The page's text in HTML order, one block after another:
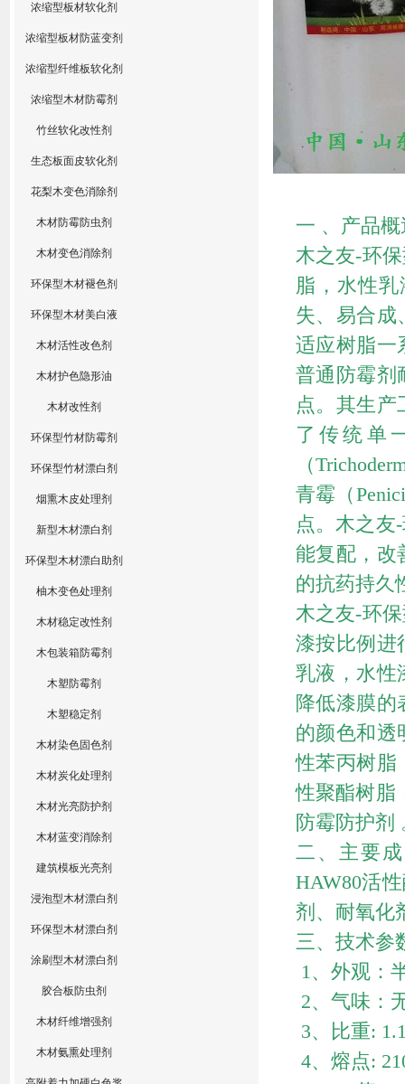
浓缩型板材软化剂
浓缩型板材防蓝变剂
浓缩型纤维板软化剂
浓缩型木材防霉剂
竹丝软化改性剂
生态板面皮软化剂
花梨木变色消除剂
木材防霉防虫剂
木材变色消除剂
环保型木材褪色剂
环保型木材美白液
木材活性改色剂
木材护色隐形油
木材改性剂
环保型竹材防霉剂
环保型竹材漂白剂
烟熏木皮处理剂
新型木材漂白剂
环保型木材漂白助剂
柚木变色处理剂
木材稳定改性剂
木包装箱防霉剂
木塑防霉剂
木塑稳定剂
木材染色固色剂
木材炭化处理剂
木材光亮防护剂
木材蓝变消除剂
建筑模板光亮剂
浸泡型木材漂白剂
环保型木材漂白剂
涂刷型木材漂白剂
胶合板防虫剂
木材纤维增强剂
木材氨熏处理剂
一 、产品
木之友-环
脂，水性
失、易合成
适应树脂一
普通防霉剂
点。其生产
了传统单
（
青霉（
点。木之友
能复配，改
的抗药持久
木之友-环
漆按比例进
乳液，水性
降低漆膜的
的颜色和透
性苯丙树脂
性聚酯树脂
防霉防护剂
二、主要
HAW80活
剂、耐氧化
三、技术参
1、外观：
2、气味：
3、比重:
4、熔点: